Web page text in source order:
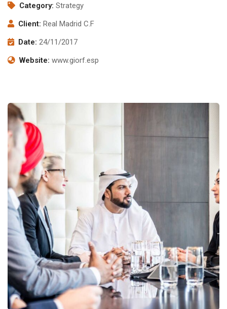
Category: Strategy
Client: Real Madrid C.F
Date: 24/11/2017
Website: www.giorf.esp
Business Growth
Coaching